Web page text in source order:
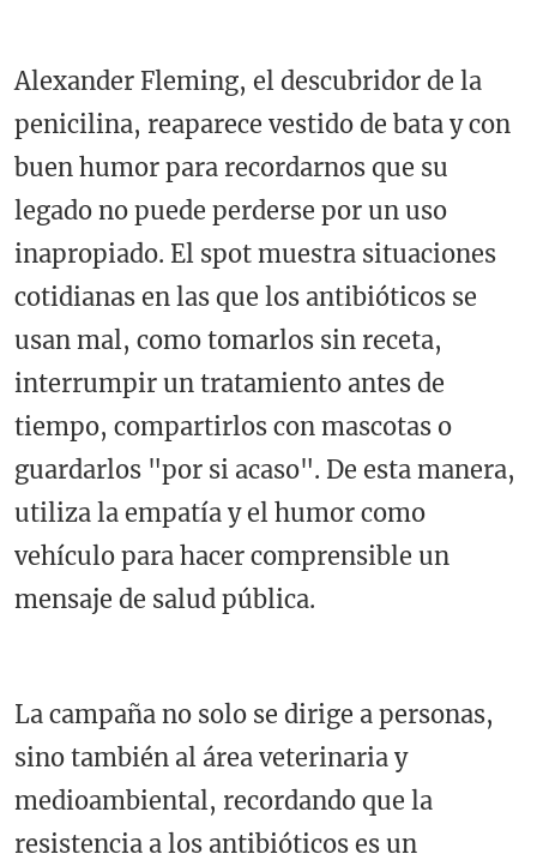
Alexander Fleming, el descubridor de la
penicilina, reaparece vestido de bata y con
buen humor para recordarnos que su
legado no puede perderse por un uso
inapropiado. El spot muestra situaciones
cotidianas en las que los antibióticos se
usan mal, como tomarlos sin receta,
interrumpir un tratamiento antes de
tiempo, compartirlos con mascotas o
guardarlos "por si acaso". De esta manera,
utiliza la empatía y el humor como
vehículo para hacer comprensible un
mensaje de salud pública.
La campaña no solo se dirige a personas,
sino también al área veterinaria y
medioambiental, recordando que la
resistencia a los antibióticos es un